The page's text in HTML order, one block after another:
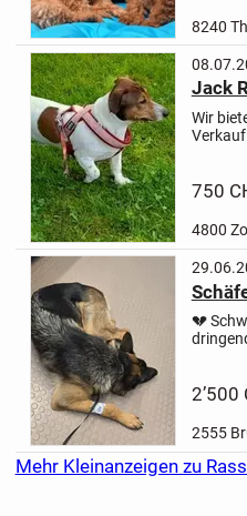
8240
Jack
Wir
750
4800
💔
2’500
2555
Mehr Kleinanzeigen zu